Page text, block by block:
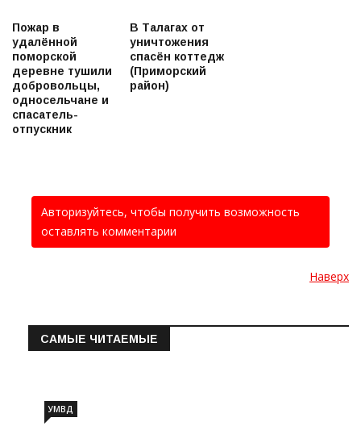
Пожар в
удалённой
поморской
деревне тушили
добровольцы,
односельчане и
спасатель-
отпускник
В Талагах от
уничтожения
спасён коттедж
(Приморский
район)
Авторизуйтесь, чтобы получить возможность
оставлять комментарии
Наверх
САМЫЕ ЧИТАЕМЫЕ
УМВД